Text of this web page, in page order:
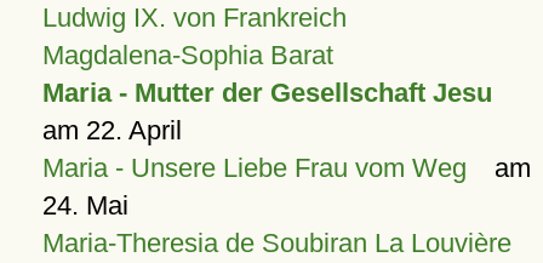
Ludwig IX. von Frankreich
Magdalena-Sophia Barat
Maria - Mutter der Gesellschaft Jesu
am 22. April
Maria - Unsere Liebe Frau vom Weg am
24. Mai
Maria-Theresia de Soubiran La Louvière